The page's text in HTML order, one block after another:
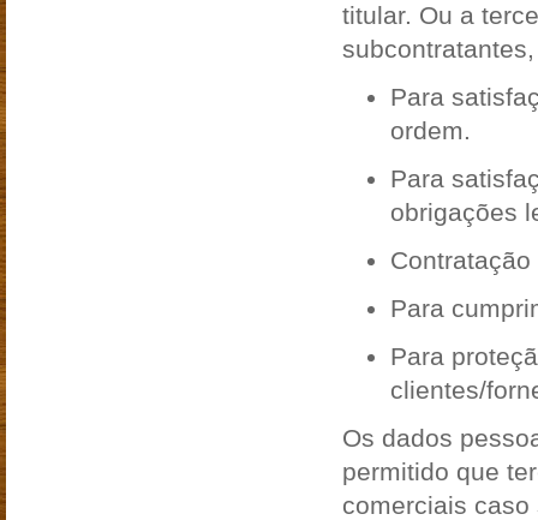
titular. Ou a
Para
ordem.
Para
obrigações
Para
Para
clientes/
Os dados
permitido que
comerciais